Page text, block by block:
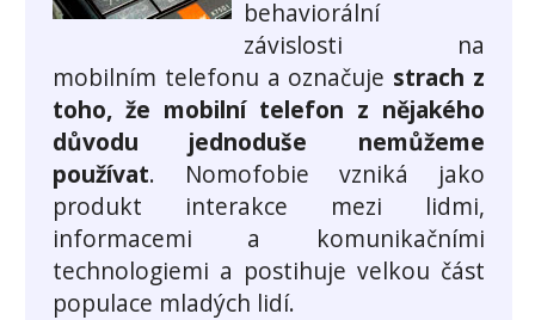
behaviorální
závislosti na
mobilním telefonu a označuje strach z
toho, že mobilní telefon z nějakého
důvodu jednoduše nemůžeme
používat. Nomofobie vzniká jako
produkt interakce mezi lidmi,
informacemi a komunikačními
technologiemi a postihuje velkou část
populace mladých lidí.